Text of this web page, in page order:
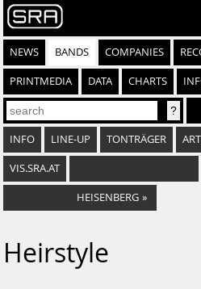
NEWS BANDS COMPANIES
PRINTMEDIA DATA CHARTS
INFO LINE-UP TONTRÄGER
VIS.SRA.AT
HEISENBERG »
Heirstyle